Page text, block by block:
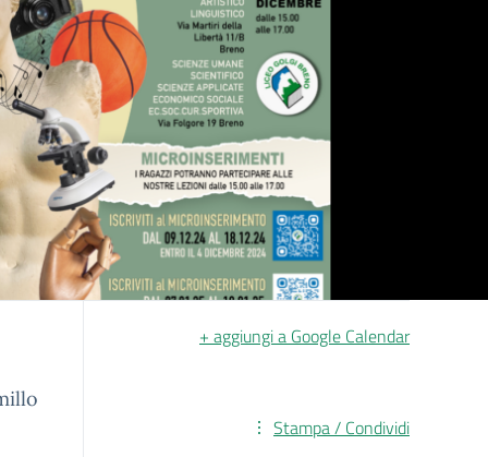
+ aggiungi a Google Calendar
Stampa / Condividi